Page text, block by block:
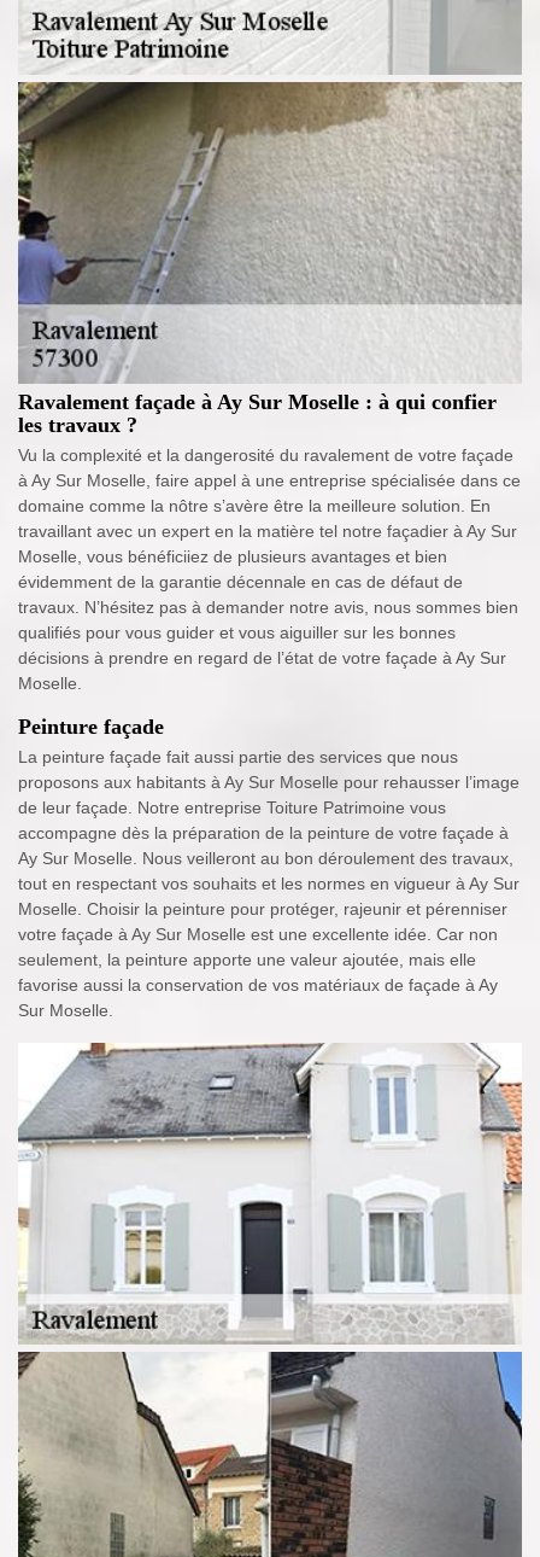
Ravalement façade à Ay Sur Moselle : à qui confier
les travaux ?
Vu la complexité et la dangerosité du ravalement de votre façade
à Ay Sur Moselle, faire appel à une entreprise spécialisée dans ce
domaine comme la nôtre s’avère être la meilleure solution. En
travaillant avec un expert en la matière tel notre façadier à Ay Sur
Moselle, vous bénéficiiez de plusieurs avantages et bien
évidemment de la garantie décennale en cas de défaut de
travaux. N’hésitez pas à demander notre avis, nous sommes bien
qualifiés pour vous guider et vous aiguiller sur les bonnes
décisions à prendre en regard de l’état de votre façade à Ay Sur
Moselle.
Peinture façade
La peinture façade fait aussi partie des services que nous
proposons aux habitants à Ay Sur Moselle pour rehausser l’image
de leur façade. Notre entreprise Toiture Patrimoine vous
accompagne dès la préparation de la peinture de votre façade à
Ay Sur Moselle. Nous veilleront au bon déroulement des travaux,
tout en respectant vos souhaits et les normes en vigueur à Ay Sur
Moselle. Choisir la peinture pour protéger, rajeunir et pérenniser
votre façade à Ay Sur Moselle est une excellente idée. Car non
seulement, la peinture apporte une valeur ajoutée, mais elle
favorise aussi la conservation de vos matériaux de façade à Ay
Sur Moselle.